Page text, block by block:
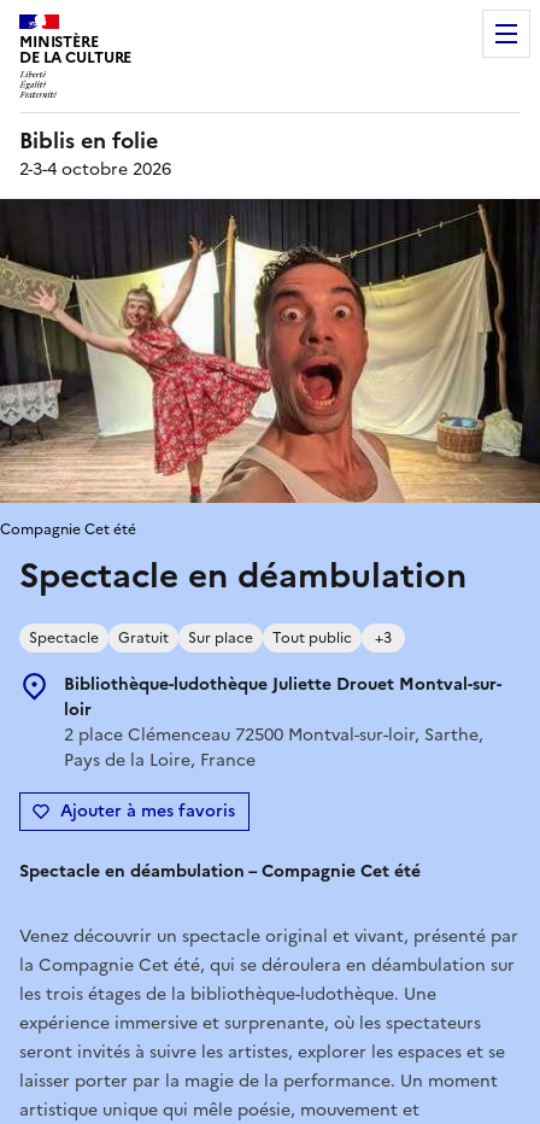
MINISTÈRE
DE LA CULTURE
Biblis en folie
2-3-4 octobre 2026
Spectacle en déambulation
Spectacle Gratuit Sur place Tout public +3
Bibliothèque-ludothèque Juliette Drouet Montval-sur-
loir
2 place Clémenceau 72500 Montval-sur-loir, Sarthe,
Pays de la Loire, France
Ajouter à mes favoris
Compagnie Cet été
Spectacle en déambulation – Compagnie Cet été
Venez découvrir un spectacle original et vivant, présenté par
la Compagnie Cet été, qui se déroulera en déambulation sur
les trois étages de la bibliothèque-ludothèque. Une
expérience immersive et surprenante, où les spectateurs
seront invités à suivre les artistes, explorer les espaces et se
laisser porter par la magie de la performance. Un moment
artistique unique qui mêle poésie, mouvement et